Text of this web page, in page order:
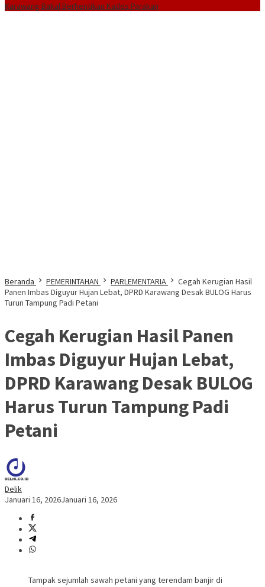
Karawang Bakal Berhentikan Kades Parakan
Beranda PEMERINTAHAN PARLEMENTARIA
Cegah Kerugian Hasil
Panen Imbas Diguyur Hujan Lebat, DPRD Karawang Desak BULOG Harus
Turun Tampung Padi Petani
Cegah Kerugian Hasil Panen
Imbas Diguyur Hujan Lebat,
DPRD Karawang Desak BULOG
Harus Turun Tampung Padi
Petani
Delik
Januari 16, 2026Januari 16, 2026
Tampak sejumlah sawah petani yang terendam banjir di